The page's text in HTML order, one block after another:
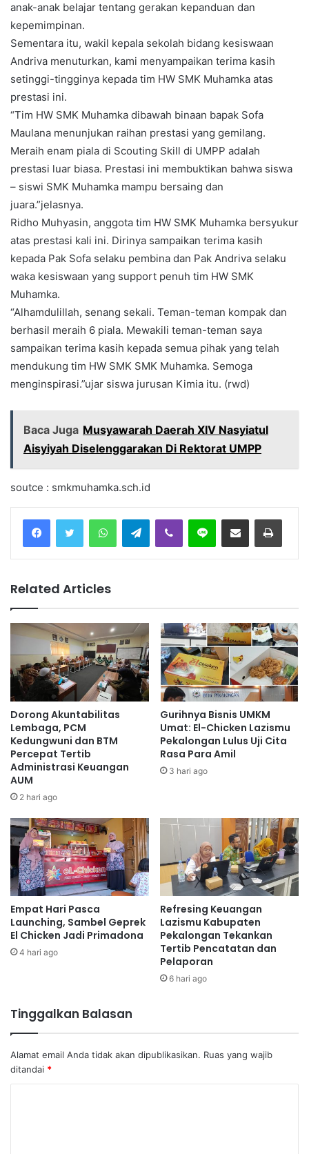
anak-anak belajar tentang gerakan kepanduan dan
kepemimpinan.
Sementara itu, wakil kepala sekolah bidang kesiswaan
Andriva menuturkan, kami menyampaikan terima kasih
setinggi-tingginya kepada tim HW SMK Muhamka atas
prestasi ini.
“Tim HW SMK Muhamka dibawah binaan bapak Sofa
Maulana menunjukan raihan prestasi yang gemilang.
Meraih enam piala di Scouting Skill di UMPP adalah
prestasi luar biasa. Prestasi ini membuktikan bahwa siswa
– siswi SMK Muhamka mampu bersaing dan
juara.”jelasnya.
Ridho Muhyasin, anggota tim HW SMK Muhamka bersyukur
atas prestasi kali ini. Dirinya sampaikan terima kasih
kepada Pak Sofa selaku pembina dan Pak Andriva selaku
waka kesiswaan yang support penuh tim HW SMK
Muhamka.
“Alhamdulillah, senang sekali. Teman-teman kompak dan
berhasil meraih 6 piala. Mewakili teman-teman saya
sampaikan terima kasih kepada semua pihak yang telah
mendukung tim HW SMK SMK Muhamka. Semoga
menginspirasi.”ujar siswa jurusan Kimia itu. (rwd)
Baca Juga Musyawarah Daerah XIV Nasyiatul
Aisyiyah Diselenggarakan Di Rektorat UMPP
soutce : smkmuhamka.sch.id
Telegram
Related Articles
Dorong Akuntabilitas
Lembaga, PCM
Kedungwuni dan BTM
Percepat Tertib
Administrasi Keuangan
AUM
2 hari ago
Gurihnya Bisnis UMKM
Umat: El-Chicken Lazismu
Pekalongan Lulus Uji Cita
Rasa Para Amil
3 hari ago
Empat Hari Pasca
Launching, Sambel Geprek
El Chicken Jadi Primadona
4 hari ago
Refresing Keuangan
Lazismu Kabupaten
Pekalongan Tekankan
Tertib Pencatatan dan
Pelaporan
6 hari ago
Tinggalkan Balasan
Alamat email Anda tidak akan dipublikasikan. Ruas yang wajib
ditandai *